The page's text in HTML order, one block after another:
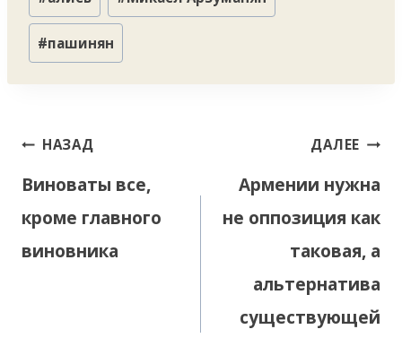
записи:
#пашинян
Навигация
записям
НАЗАД
Виноваты все,
кроме главного
виновника
ДАЛЕЕ
Армении нужна
не оппозиция как
таковая, а
альтернатива
существующей